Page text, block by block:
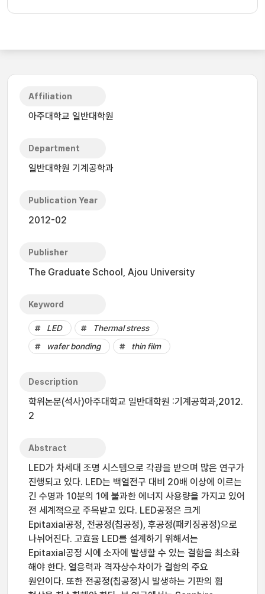
Affiliation
아주대학교 일반대학원
Department
일반대학원 기계공학과
Publication Year
2012-02
Publisher
The Graduate School, Ajou University
Keyword
LED
Thermal stress
wafer bonding
thin film
Description
학위논문(석사)아주대학교 일반대학원 :기계공학과,2012.
2
Abstract
LED가 차세대 조명 시스템으로 각광을 받으며 많은 연구가
진행되고 있다. LED는 백열전구 대비 20배 이상에 이르는
긴 수명과 10분의 1에 불과한 에너지 사용량을 가지고 있어
전 세계적으로 주목받고 있다. LED공정은 크게
Epitaxial공정, 전공정(칩공정), 후공정(패키징공정)으로
나뉘어진다. 고효율 LED를 설계하기 위해서는
Epitaxial공정 시에 소자에 발생할 수 있는 결함을 최소화
해야 한다. 열응력과 격자상수차이가 결함의 주요
원인이다. 또한 전공정(칩공정)시 발생하는 기판의 휨